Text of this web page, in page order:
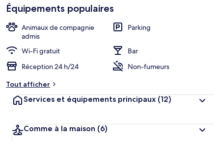
Équipements populaires
Animaux de compagnie
admis
Parking
Wi-Fi gratuit
Bar
Réception 24 h/24
Non-fumeurs
Tout afficher
Services et équipements principaux (12)
Comme à la maison (6)